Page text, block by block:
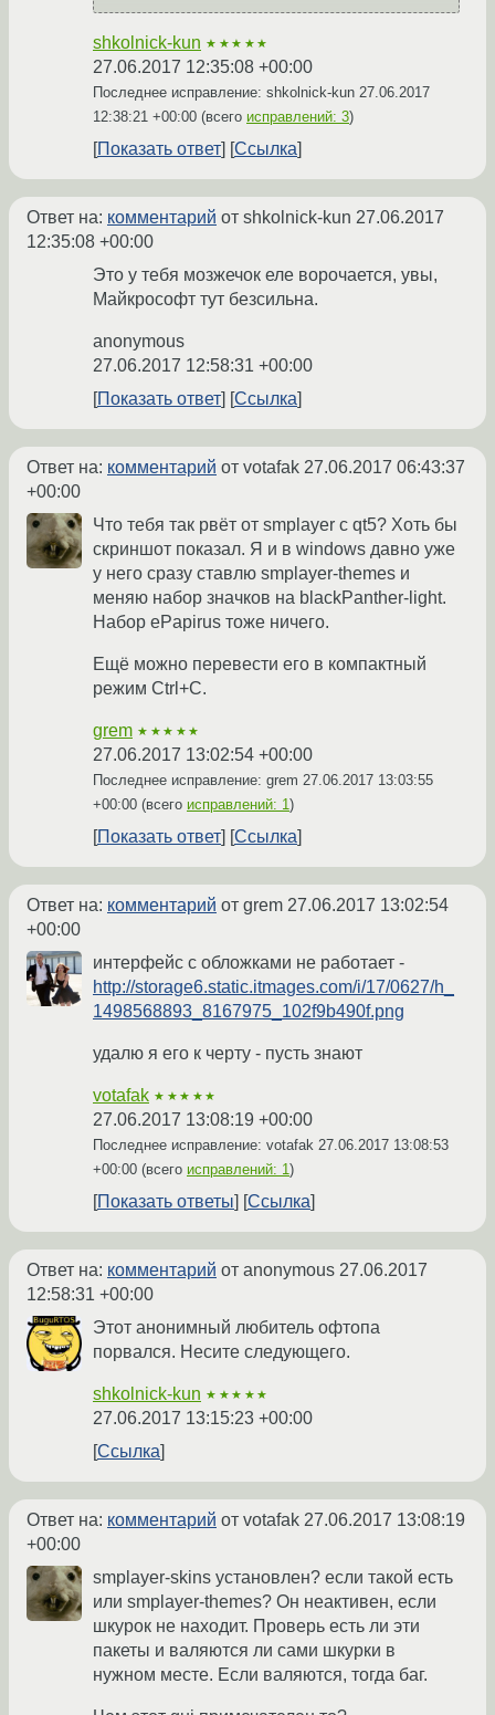
shkolnick-kun ★★★★★
27.06.2017 12:35:08 +00:00
Последнее исправление: shkolnick-kun 27.06.2017
12:38:21 +00:00 (всего исправлений: 3)
Показать ответ Ссылка
Ответ на: комментарий от shkolnick-kun 27.06.2017
12:35:08 +00:00
Это у тебя мозжечок еле ворочается, увы,
Майкрософт тут безсильна.
anonymous
27.06.2017 12:58:31 +00:00
Показать ответ
Ссылка
Ответ на: комментарий от votafak 27.06.2017 06:43:37
+00:00
Что тебя так рвёт от smplayer с qt5? Хоть бы
скриншот показал. Я и в windows давно уже
у него сразу ставлю smplayer-themes и
меняю набор значков на blackPanther-light.
Набор ePapirus тоже ничего.
Ещё можно перевести его в компактный
режим Ctrl+C.
grem ★★★★★
27.06.2017 13:02:54 +00:00
Последнее исправление: grem 27.06.2017 13:03:55
+00:00 (всего исправлений: 1)
Показать ответ Ссылка
Ответ на: комментарий от grem 27.06.2017 13:02:54
+00:00
интерфейс с обложками не работает -
http://storage6.static.itmages.com/i/17/0627/h_
1498568893_8167975_102f9b490f.png
удалю я его к черту - пусть знают
votafak ★★★★★
27.06.2017 13:08:19 +00:00
Последнее исправление: votafak 27.06.2017 13:08:53
+00:00 (всего исправлений: 1)
Показать ответы Ссылка
Ответ на: комментарий от anonymous 27.06.2017
12:58:31 +00:00
Этот анонимный любитель офтопа
порвался. Несите следующего.
shkolnick-kun ★★★★★
27.06.2017 13:15:23 +00:00
Ссылка
Ответ на: комментарий от votafak 27.06.2017 13:08:19
+00:00
smplayer-skins установлен? если такой есть
или smplayer-themes? Он неактивен, если
шкурок не находит. Проверь есть ли эти
пакеты и валяются ли сами шкурки в
нужном месте. Если валяются, тогда баг.